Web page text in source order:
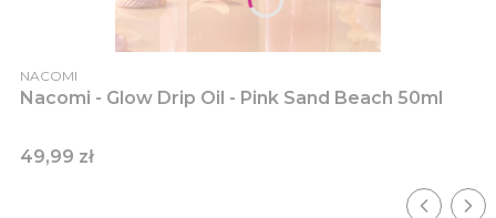
PRODUCENT
NACOMI
Nacomi - Glow Drip Oil - Pink Sand Beach 50ml
Cena
49,99 zł